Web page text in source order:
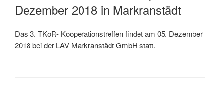
Dezember 2018 in Markranstädt
Das 3. TKoR- Kooperationstreffen findet am 05. Dezember
2018 bei der LAV Markranstädt GmbH statt.